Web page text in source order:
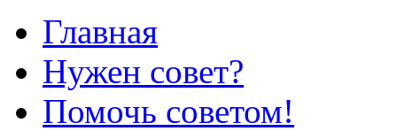
Главная
Нужен совет?
Помочь советом!